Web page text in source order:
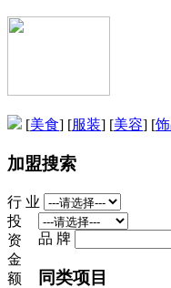
[美食] [服装] [美容] [
加盟搜索
行 业
投
资
金
额
品 牌
同类项目